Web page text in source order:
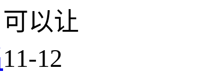
以让
11-12